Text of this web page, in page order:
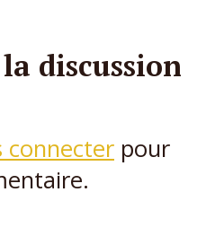
discussion
connecter pour